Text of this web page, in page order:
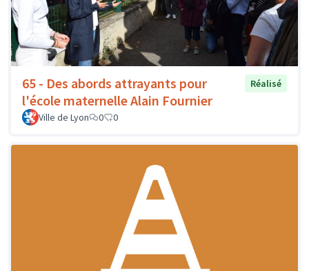
65 - Des abords attrayants pour
l'école maternelle Alain Fournier
Réalisé
Ville de Lyon 0 0